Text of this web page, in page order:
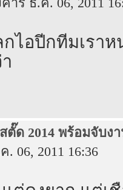
าร ธ.ค. 06, 2011
ไอปีกทีมเรา
ตั๊ด 2014 พร้อมจับง
06, 2011 16:36